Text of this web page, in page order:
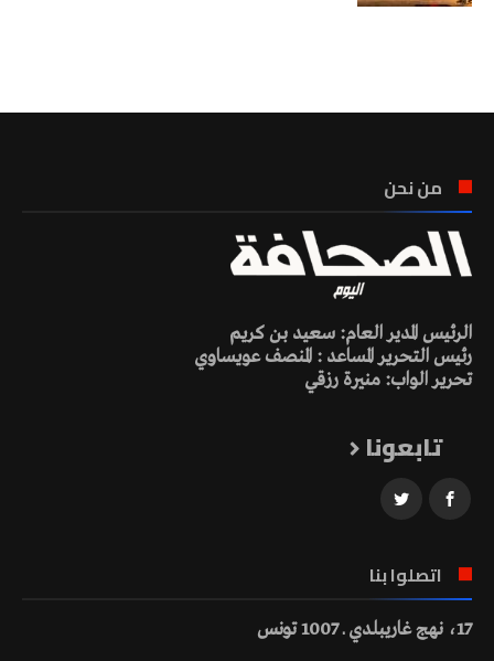
من نحن
الرئيس المدير العام: سعيد بن كريم
رئيس التحرير المساعد : المنصف عويساوي
تحرير الواب: منيرة رزقي
تابعونا
اتصلوا بنا
17، نهج غاريبلدي ـ 1007 تونس